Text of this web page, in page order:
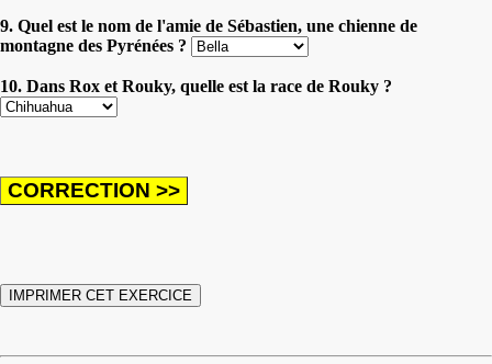
9. Quel est le nom de l'amie de Sébastien, une chienne de
montagne des Pyrénées ?
10. Dans Rox et Rouky, quelle est la race de Rouky ?